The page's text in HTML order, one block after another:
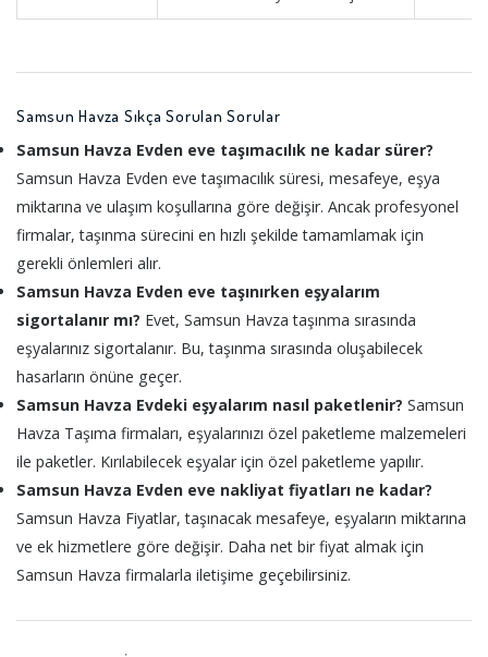
Samsun Havza Sıkça Sorulan Sorular
Samsun Havza Evden eve taşımacılık ne kadar sürer?
Samsun Havza Evden eve taşımacılık süresi, mesafeye, eşya
miktarına ve ulaşım koşullarına göre değişir. Ancak profesyonel
firmalar, taşınma sürecini en hızlı şekilde tamamlamak için
gerekli önlemleri alır.
Samsun Havza Evden eve taşınırken eşyalarım
sigortalanır mı? Evet, Samsun Havza taşınma sırasında
eşyalarınız sigortalanır. Bu, taşınma sırasında oluşabilecek
hasarların önüne geçer.
Samsun Havza Evdeki eşyalarım nasıl paketlenir? Samsun
Havza Taşıma firmaları, eşyalarınızı özel paketleme malzemeleri
ile paketler. Kırılabilecek eşyalar için özel paketleme yapılır.
Samsun Havza Evden eve nakliyat fiyatları ne kadar?
Samsun Havza Fiyatlar, taşınacak mesafeye, eşyaların miktarına
ve ek hizmetlere göre değişir. Daha net bir fiyat almak için
Samsun Havza firmalarla iletişime geçebilirsiniz.